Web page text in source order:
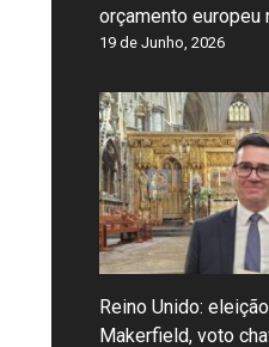
orçamento europeu
19 de Junho, 2026
Reino Unido:
Makerfield, voto